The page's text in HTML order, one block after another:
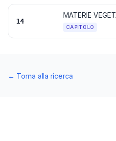
14
CAPITOLO
← Torna alla ricerca